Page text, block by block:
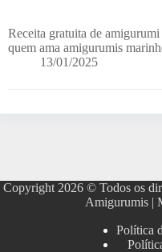
Receita gratuita de
quem ama amigurumis
13/01/2025
Copyright 2026 © Todos os
Amigurumis |
Política